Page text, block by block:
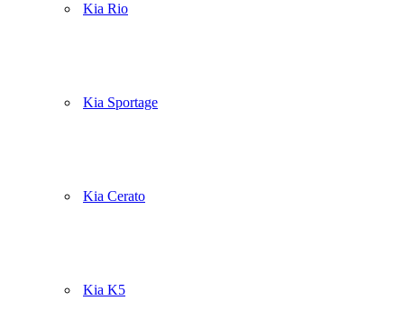
Kia Rio
Kia Sportage
Kia Cerato
Kia K5